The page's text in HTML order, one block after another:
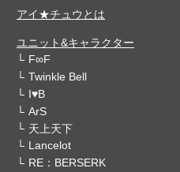
アイ★チュウとは
ユニット&キャラクター
F∞F
Twinkle Bell
I♥B
ArS
天上天下
Lancelot
RE：BERSERK